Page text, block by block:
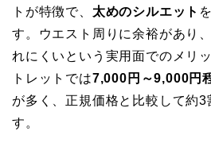
トが特徴で、 太めのシルエット
す。ウエスト周りに余裕があり
れにくいという実用面でのメリ
トレットでは7,000円～9,000円
が多く、正規価格と比較して約
す。